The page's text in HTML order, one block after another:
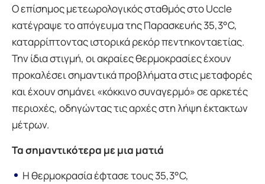
Ο επίσημος μετεωρολογικός σταθμός στο Uccle
κατέγραψε το απόγευμα της Παρασκευής 35,3°C,
καταρρίπτοντας ιστορικά ρεκόρ πεντηκονταετίας.
Την ίδια στιγμή, οι ακραίες θερμοκρασίες έχουν
προκαλέσει σημαντικά προβλήματα στις μεταφορές
και έχουν σημάνει «κόκκινο συναγερμό» σε αρκετές
περιοχές, οδηγώντας τις αρχές στη λήψη έκτακτων
μέτρων.
Τα σημαντικότερα με μια ματιά
Η θερμοκρασία έφτασε τους 35,3°C,